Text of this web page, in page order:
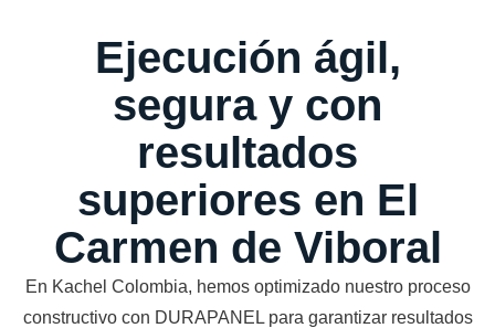
Ejecución ágil,
segura y con
resultados
superiores en El
Carmen de Viboral
En Kachel Colombia, hemos optimizado nuestro proceso
constructivo con DURAPANEL para garantizar resultados